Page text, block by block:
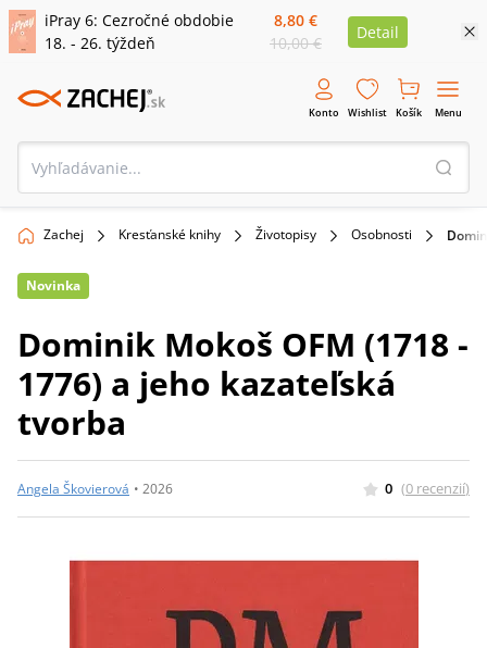
iPray 6: Cezročné obdobie
18. - 26. týždeň
8,80 €
10,00 €
Detail
Konto Wishlist Košík Menu
Zachej Kresťanské knihy Životopisy Osobnosti
Novinka
Dominik Mokoš OFM (1718 -
1776) a jeho kazateľská
tvorba
Angela Škovierová • 2026 0 (0 recenzií)